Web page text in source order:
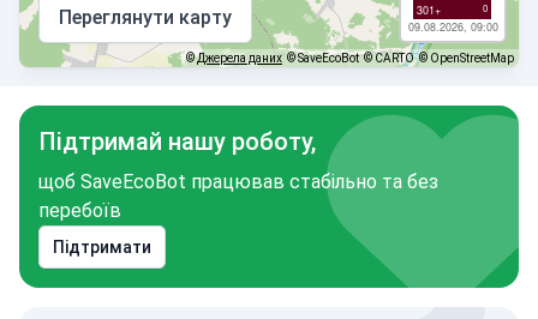
301+ 0
09.08.2026, 09:00
Переглянути карту
©Джерела даних © SaveEcoBot © CARTO © OpenStreetMap
Підтримай нашу роботу,
щоб SaveEcoBot працював стабільно та без
перебоїв
Підтримати